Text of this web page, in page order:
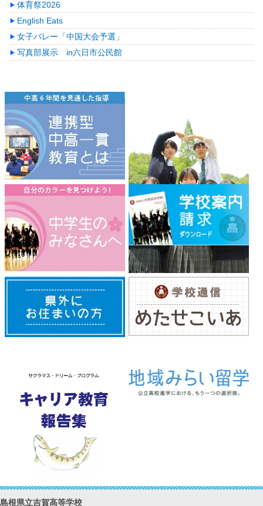
体育祭2026
English Eats
女子バレー「中国大会予選」
写真部展示 in六日市公民館
島根県立吉賀高等学校